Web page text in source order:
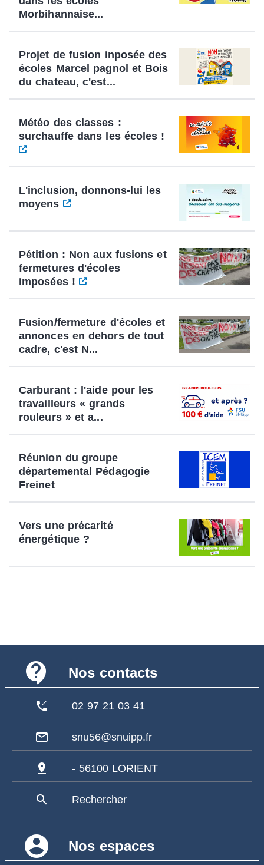
Morbihannaise...
Projet de fusion inposée des
écoles Marcel pagnol et Bois
du chateau, c'est...
Météo des classes :
surchauffe dans les écoles !
L'inclusion, donnons-lui les
moyens
Pétition : Non aux fusions et
fermetures d'écoles
imposées !
Fusion/fermeture d'écoles et
annonces en dehors de tout
cadre, c'est N...
Carburant : l'aide pour les
travailleurs « grands
rouleurs » et a...
Réunion du groupe
départemental Pédagogie
Freinet
Vers une précarité
énergétique ?
contact_support Nos contacts
phone_callback 02 97 21 03 41
mail_outline snu56@snuipp.fr
pin_drop - 56100 LORIENT
search Rechercher
account_circle Nos espaces